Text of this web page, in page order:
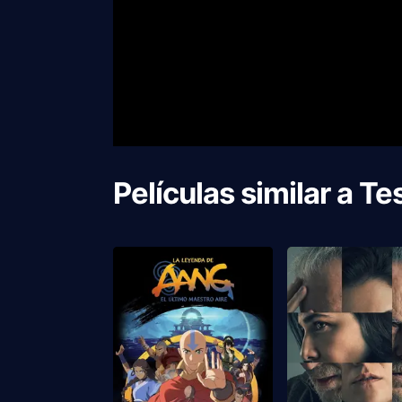
Películas similar a